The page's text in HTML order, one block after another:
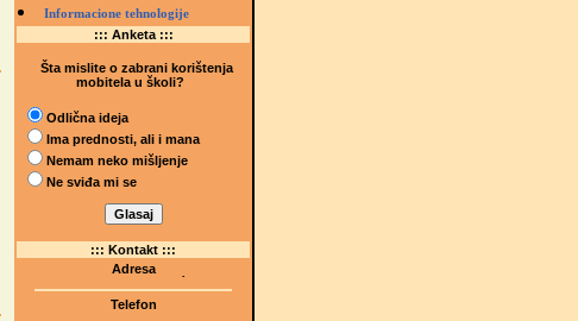
Informacione tehnologije
::: Anketa :::
Šta mislite o zabrani korištenja
mobitela u školi?
Odlična ideja
Ima prednosti, ali i mana
Nemam neko mišljenje
Ne sviđa mi se
::: Kontakt :::
Adresa
(Šetalište I.G. Kovačića 1)
75000 Tuzla, BiH
Telefon